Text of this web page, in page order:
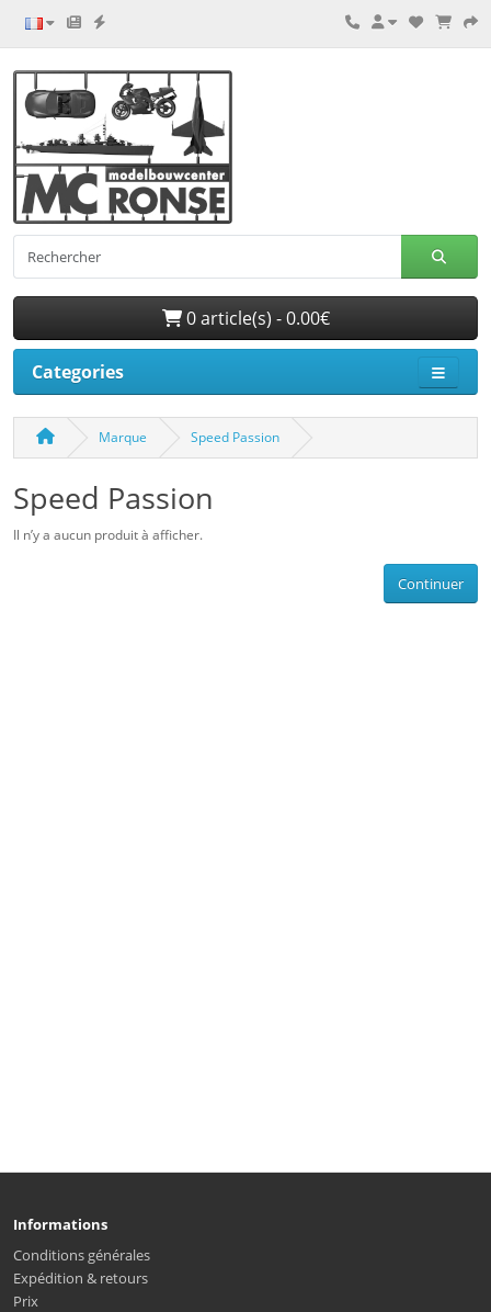
0 article(s) - 0.00€
Categories
Marque Speed Passion
Speed Passion
Il n’y a aucun produit à afficher.
Continuer
Informations
Conditions générales
Expédition & retours
Prix